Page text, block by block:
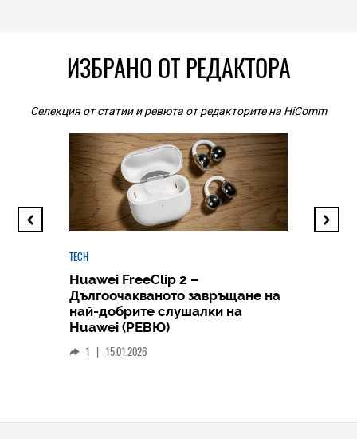
ИЗБРАНО ОТ РЕДАКТОРА
Селекция от статии и ревюта от редакторите на HiComm
TECH
Huawei FreeClip 2 –
Дългоочакваното завръщане на
най-добрите слушалки на
Huawei (РЕВЮ)
1 | 15.01.2026